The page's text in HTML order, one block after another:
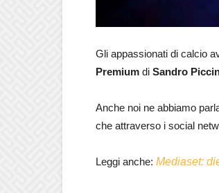
Gli appassionati di calcio
Premium di Sandro
Anche noi ne abbiamo
che attraverso i social
Leggi anche: Mediaset: